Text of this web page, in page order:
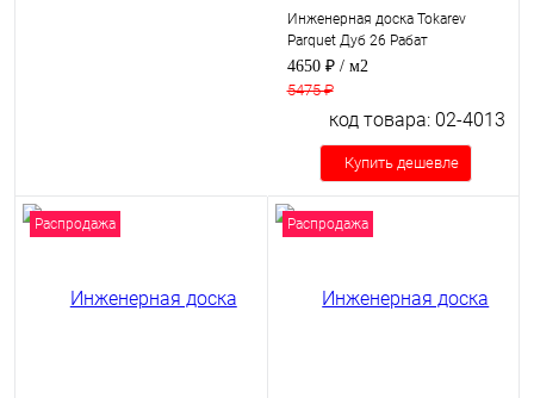
Инженерная доска Tokarev
Parquet Дуб 26 Рабат
4650 ₽ / м2
5475 ₽
код товара: 02-4013
Купить дешевле
Распродажа Распродажа